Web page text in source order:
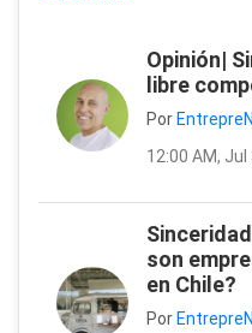
Opinión|
libre
Por
12:00 AM, Jul
son
en Chile?
Por